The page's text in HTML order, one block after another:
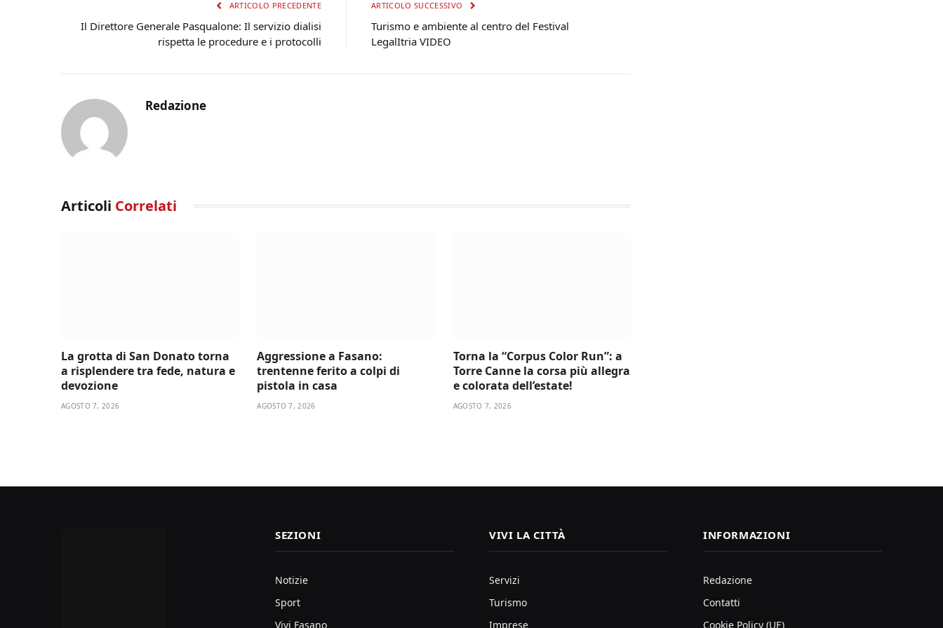
ARTICOLO PRECEDENTE
Il Direttore Generale Pasqualone: Il servizio dialisi
rispetta le procedure e i protocolli
ARTICOLO SUCCESSIVO
Turismo e ambiente al centro del Festival
LegalItria VIDEO
Redazione
Articoli Correlati
La grotta di San Donato torna
a risplendere tra fede, natura e
devozione
AGOSTO 7, 2026
Aggressione a Fasano:
trentenne ferito a colpi di
pistola in casa
AGOSTO 7, 2026
Torna la “Corpus Color Run”: a
Torre Canne la corsa più allegra
e colorata dell’estate!
AGOSTO 7, 2026
SEZIONI
Notizie
Sport
Vivi Fasano
VIVI LA CITTÀ
Servizi
Turismo
Imprese
INFORMAZIONI
Redazione
Contatti
Cookie Policy (UE)